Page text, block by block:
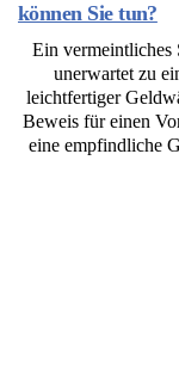
können Sie tun?
Ein vermeintliches
unerwartet zu
leichtfertiger
Beweis für einen
eine empfindliche